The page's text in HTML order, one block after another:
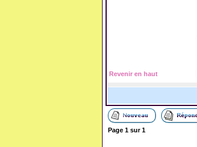
Revenir en haut
Page 1 sur1